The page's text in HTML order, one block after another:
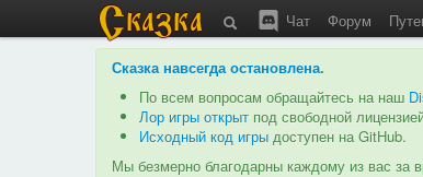
Чат Форум
Сказка навсегда остановлена.
По всем вопросам обращайтесь на наш
Лор игры открыт под свободной
Исходный код игры доступен на GitHub.
Мы безмерно благодарны каждому из вас за